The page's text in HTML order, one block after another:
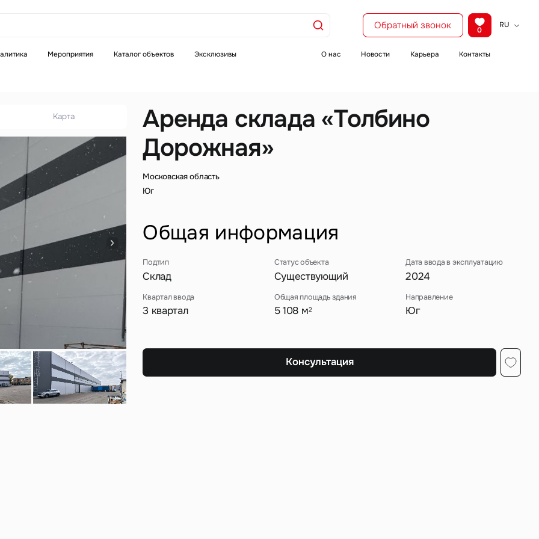
Обратный звонок 0
RU
Мероприятия Каталог объектов Эксклюзивы О нас Новости Карьера Контакты
Аренда склада «Толбино
Дорожная»
Московская область
Юг
Общая информация
Подтип
Склад
Статус объекта
Существующий
Дата ввода в эксплуатацию
2024
Квартал ввода
3 квартал
Общая площадь здания
5 108 м2
Направление
Юг
Консультация
Карта
звонок
неверный формат
Это обязательное поле
Введен неверный формат
поле
неверный форматСейчас
Отправить
на кнопку «Отправить», вы даете свое согласие на обработку и использование ваших